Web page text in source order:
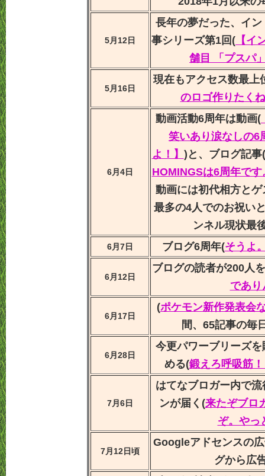
5月12日
長年の夢だった、イ
事シリーズ第1回( 【イ
舗目 「プスパ
5月16日
現在もアクセス数最上
のロゴ作りたく
6月4日
動画活動6周年は動画(
笑いあり涙なしの6
よ！】 )と、ブログ記事(
HOMINGSは6周年です
動画には初代相方と
最多の4人でのお祝い
ンネル現状最
6月7日 ブログ6周年(そうよ
6月12日
ブログの読者が200人
であ
6月17日
(ポケモン新作発表会
間、65記事の毎
6月28日
今更パワーブリーズ
める(鍛えろ呼吸筋
7月6日
はてなブロガー内で
ンが届く(来たぞブロ
ぞ。やっ
7月12日頃
Googleアドセンスの
グから広